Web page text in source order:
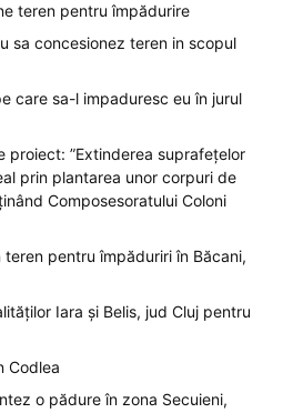
teren pentru împădurire
sa concesionez teren in scopul
care sa-l impaduresc eu în jurul
proiect: ”Extinderea suprafețelor
prin plantarea unor corpuri de
Composesoratului Coloni
pentru împăduriri în Băcani,
Iara și Belis, jud Cluj pentru
Codlea
o pădure în zona Secuieni,